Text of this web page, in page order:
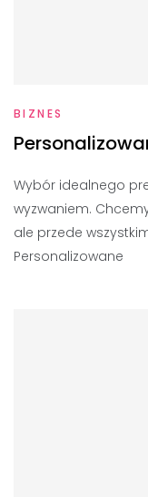
BIZNES
Wybór idealnego
wyzwaniem.
ale przede
Personalizowane